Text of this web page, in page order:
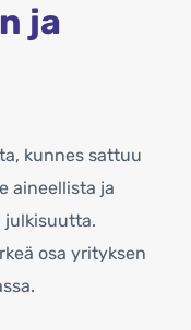
ja
kunnes sattuu
aineellista ja
julkisuutta.
osa yrityksen